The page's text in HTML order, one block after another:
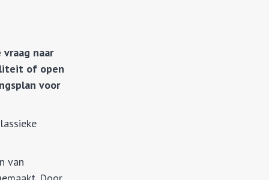
naar
of open
voor
van